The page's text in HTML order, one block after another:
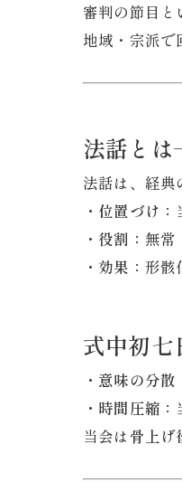
審判の節目と
地域・宗派で
法話と
法話は、経典
・位置づけ：
・役割： 無常
・効果： 形骸
式中初七
・意味の分散
・時間圧縮：
当会は 骨上げ